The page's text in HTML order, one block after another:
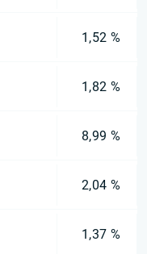
1,52 %
1,82 %
8,99 %
2,04 %
1,37 %